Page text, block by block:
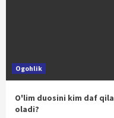
Ogohlik
O'lim duosini kim daf qila
oladi?